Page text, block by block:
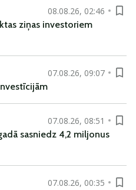
08.08.26, 02:46
ziņas investoriem
07.08.26, 09:07
07.08.26, 08:51
sasniedz 4,2 miljonus
07.08.26, 00:35